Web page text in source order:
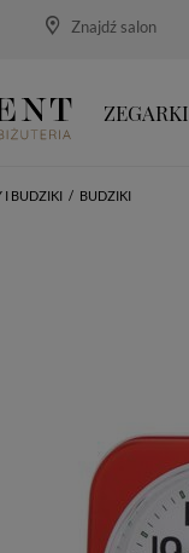
Znajdź salon
ZEGARKI
I BUDZIKI / BUDZIKI